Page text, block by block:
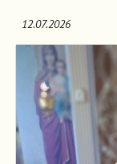
12.07.2026